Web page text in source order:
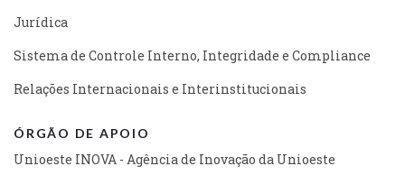
Jurídica
Sistema de Controle Interno, Integridade e Compliance
Relações Internacionais e Interinstitucionais
ÓRGÃO DE APOIO
Unioeste INOVA - Agência de Inovação da Unioeste